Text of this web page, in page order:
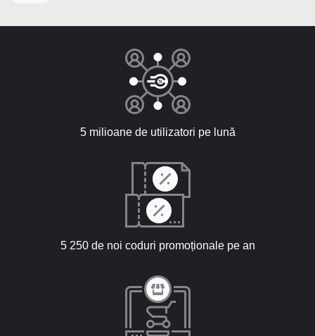
5 milioane de utilizatori pe lună
5 250 de noi coduri promoționale pe an